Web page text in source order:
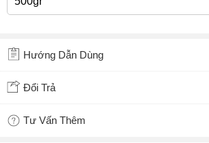
Hướng Dẫn Dùng
Đổi Trả
Tư Vấn Thêm